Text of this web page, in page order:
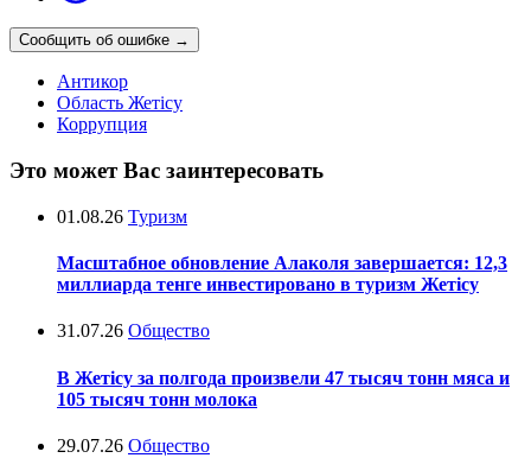
Сообщить об ошибке →
Антикор
Область Жетісу
Коррупция
Это может Вас заинтересовать
01.08.26 Туризм
Масштабное обновление Алаколя завершается: 12,3
миллиарда тенге инвестировано в туризм Жетісу
31.07.26 Общество
В Жетісу за полгода произвели 47 тысяч тонн мяса и
105 тысяч тонн молока
29.07.26 Общество